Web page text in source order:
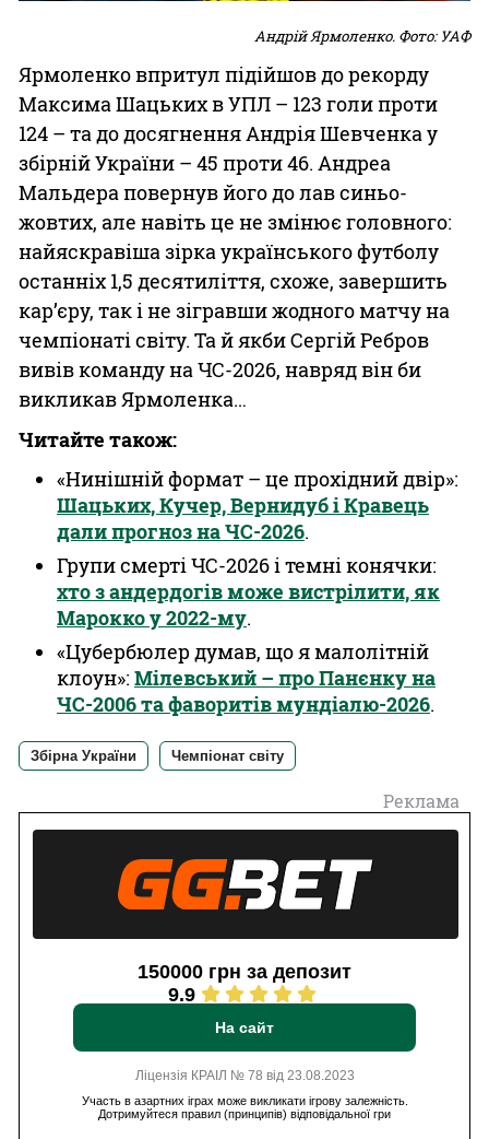
Андрій Ярмоленко. Фото: УАФ
Ярмоленко впритул підійшов до рекорду
Максима Шацьких в УПЛ – 123 голи проти
124 – та до досягнення Андрія Шевченка у
збірній України – 45 проти 46. Андреа
Мальдера повернув його до лав синьо-
жовтих, але навіть це не змінює головного:
найяскравіша зірка українського футболу
останніх 1,5 десятиліття, схоже, завершить
кар’єру, так і не зігравши жодного матчу на
чемпіонаті світу. Та й якби Сергій Ребров
вивів команду на ЧС-2026, навряд він би
викликав Ярмоленка…
Читайте також:
«Нинішній формат – це прохідний двір»:
Шацьких, Кучер, Вернидуб і Кравець
дали прогноз на ЧС-2026.
Групи смерті ЧС-2026 і темні конячки:
хто з андердогів може вистрілити, як
Марокко у 2022-му.
«Цубербюлер думав, що я малолітній
клоун»: Мілевський – про Панєнку на
ЧС-2006 та фаворитів мундіалю-2026.
Збірна України Чемпіонат світу
Реклама
150000 грн за депозит
9.9
На сайт
Ліцензія КРАІЛ № 78 від 23.08.2023
Участь в азартних іграх може викликати ігрову залежність.
Дотримуйтеся правил (принципів) відповідальної гри